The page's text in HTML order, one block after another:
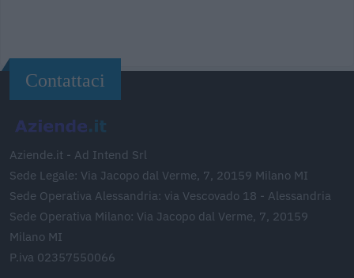
Contattaci
Aziende.it - Ad Intend Srl
Sede Legale: Via Jacopo dal Verme, 7, 20159 Milano MI
Sede Operativa Alessandria: via Vescovado 18 - Alessandria
Sede Operativa Milano: Via Jacopo dal Verme, 7, 20159
Milano MI
P.iva 02357550066